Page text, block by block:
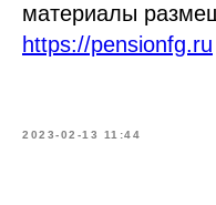
материалы
https://pensionfg.ru
2023-02-13 11:44